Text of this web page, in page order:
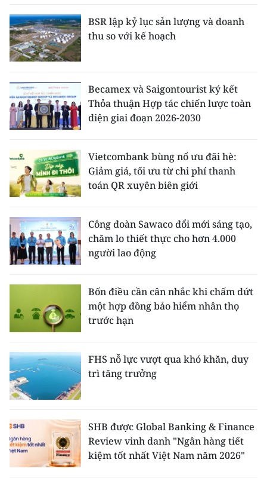
BSR lập kỷ lục sản lượng và doanh
thu so với kế hoạch
Becamex và Saigontourist ký kết
Thỏa thuận Hợp tác chiến lược toàn
diện giai đoạn 2026-2030
Vietcombank bùng nổ ưu đãi hè:
Giảm giá, tối ưu từ chi phí thanh
toán QR xuyên biên giới
Công đoàn Sawaco đổi mới sáng tạo,
chăm lo thiết thực cho hơn 4.000
người lao động
Bốn điều cần cân nhắc khi chấm dứt
một hợp đồng bảo hiểm nhân thọ
trước hạn
FHS nỗ lực vượt qua khó khăn, duy
trì tăng trưởng
SHB được Global Banking & Finance
Review vinh danh "Ngân hàng tiết
kiệm tốt nhất Việt Nam năm 2026"